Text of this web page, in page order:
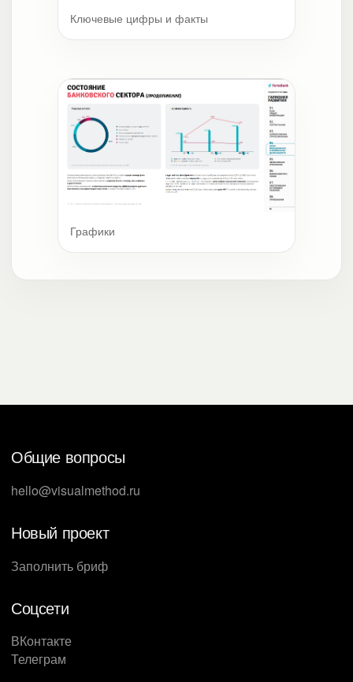
Ключевые цифры и факты
Графики
Общие вопросы
hello@visualmethod.ru
Новый проект
Заполнить бриф
Соцсети
ВКонтакте
Телеграм